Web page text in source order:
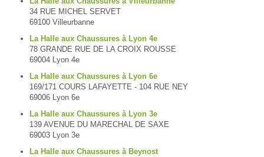
34 RUE MICHEL SERVET
69100 Villeurbanne
La Halle aux Chaussures à Lyon 4e
78 GRANDE RUE DE LA CROIX ROUSSE
69004 Lyon 4e
La Halle aux Chaussures à Lyon 6e
169/171 COURS LAFAYETTE - 104 RUE NEY
69006 Lyon 6e
La Halle aux Chaussures à Lyon 3e
139 AVENUE DU MARECHAL DE SAXE
69003 Lyon 3e
La Halle aux Chaussures à Beynost